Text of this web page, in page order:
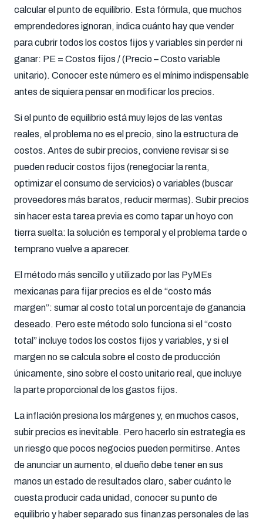
calcular el punto de equilibrio. Esta fórmula, que muchos
emprendedores ignoran, indica cuánto hay que vender
para cubrir todos los costos fijos y variables sin perder ni
ganar: PE = Costos fijos / (Precio – Costo variable
unitario). Conocer este número es el mínimo indispensable
antes de siquiera pensar en modificar los precios.
Si el punto de equilibrio está muy lejos de las ventas
reales, el problema no es el precio, sino la estructura de
costos. Antes de subir precios, conviene revisar si se
pueden reducir costos fijos (renegociar la renta,
optimizar el consumo de servicios) o variables (buscar
proveedores más baratos, reducir mermas). Subir precios
sin hacer esta tarea previa es como tapar un hoyo con
tierra suelta: la solución es temporal y el problema tarde o
temprano vuelve a aparecer.
El método más sencillo y utilizado por las PyMEs
mexicanas para fijar precios es el de “costo más
margen”: sumar al costo total un porcentaje de ganancia
deseado. Pero este método solo funciona si el “costo
total” incluye todos los costos fijos y variables, y si el
margen no se calcula sobre el costo de producción
únicamente, sino sobre el costo unitario real, que incluye
la parte proporcional de los gastos fijos.
La inflación presiona los márgenes y, en muchos casos,
subir precios es inevitable. Pero hacerlo sin estrategia es
un riesgo que pocos negocios pueden permitirse. Antes
de anunciar un aumento, el dueño debe tener en sus
manos un estado de resultados claro, saber cuánto le
cuesta producir cada unidad, conocer su punto de
equilibrio y haber separado sus finanzas personales de las